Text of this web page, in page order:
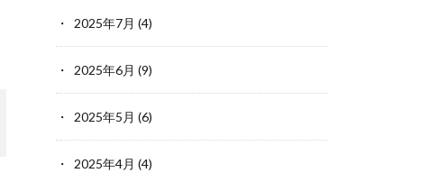
2025年7月 (4)
2025年6月 (9)
2025年5月 (6)
2025年4月 (4)